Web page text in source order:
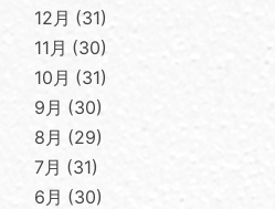
12月
31
11月
30
10月
31
9月
30
8月
29
7月
31
6月
30